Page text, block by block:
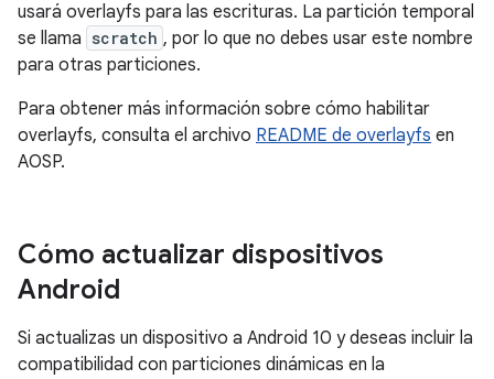
usará overlayfs para las escrituras. La partición temporal
se llama scratch , por lo que no debes usar este nombre
para otras particiones.
Para obtener más información sobre cómo habilitar
overlayfs, consulta el archivo README de overlayfs en
AOSP.
Cómo actualizar dispositivos
Android
Si actualizas un dispositivo a Android 10 y deseas incluir la
compatibilidad con particiones dinámicas en la